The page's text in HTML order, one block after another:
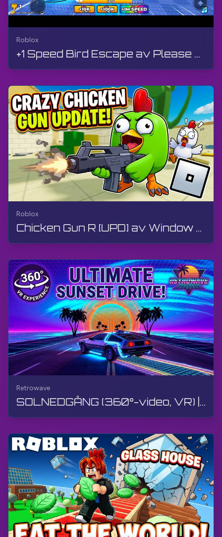
Roblox
+1 Speed Bird Escape av Please Work Games | Roblox | Gameplay, utan kommentarer, Android
Roblox
Chicken Gun R [UPD] av Window Production | Roblox | Gameplay, utan kommentarer, Android
Retrowave
SOLNEDGÅNG (360°-video, VR) | Retrowave | Gameplay, utan kommentarer, 4K